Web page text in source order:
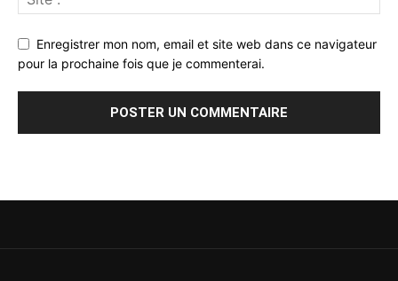
Enregistrer mon nom, email et site web dans ce navigateur
pour la prochaine fois que je commenterai.